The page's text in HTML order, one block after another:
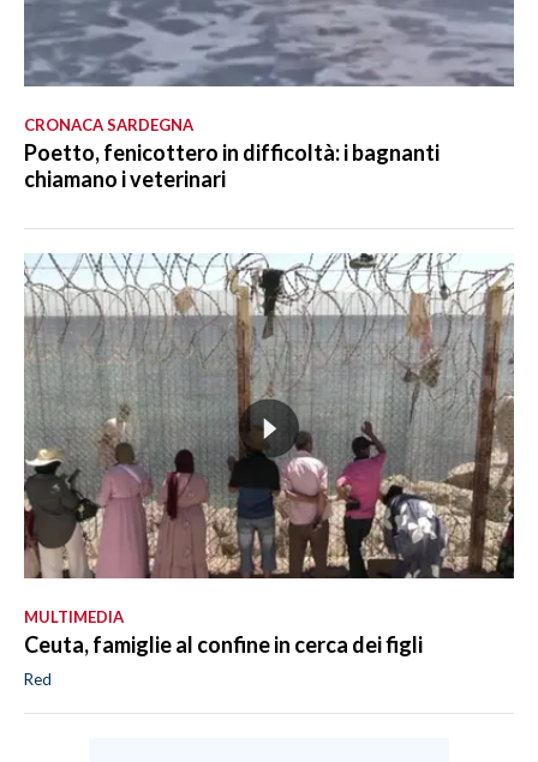
CRONACA SARDEGNA
Poetto, fenicottero in difficoltà: i bagnanti
chiamano i veterinari
MULTIMEDIA
Ceuta, famiglie al confine in cerca dei figli
Red